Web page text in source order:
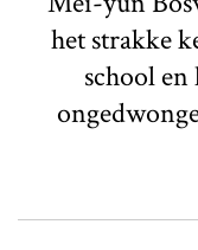
het strakke
school